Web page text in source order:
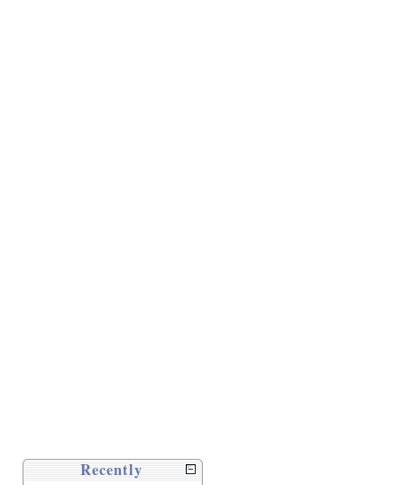
Recently